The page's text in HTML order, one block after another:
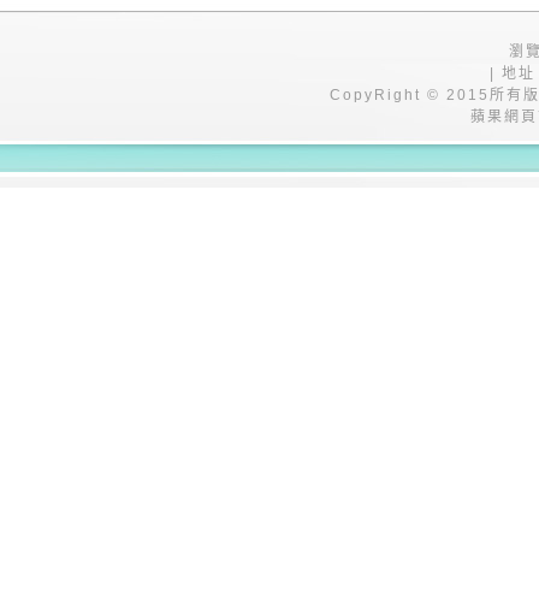
瀏
| 地
CopyRight © 2015所有版
蘋果網